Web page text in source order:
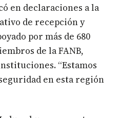
en declaraciones a la
de recepción y
por más de 680
de la FANB,
“Estamos
en esta región